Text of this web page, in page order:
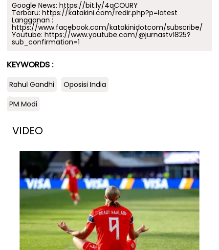
Google News: https://bit.ly/4qCOURY
Terbaru: https://katakini.com/redir.php?p=latest
Langganan :
https://www.facebook.com/katakinidotcom/subscribe/
Youtube: https://www.youtube.com/@jurnastv1825?
sub_confirmation=1
KEYWORDS :
Rahul Gandhi
Oposisi India
.
PM Modi
VIDEO